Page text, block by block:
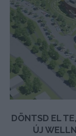
DÖNTSD EL
ÚJ